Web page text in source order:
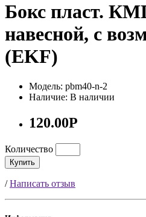
Бокс пласт.
навесной, с
(EKF)
Модель: pbm40-n-2
Наличие: В наличии
120.00Р
Количество
Купить
/Написать отзыв